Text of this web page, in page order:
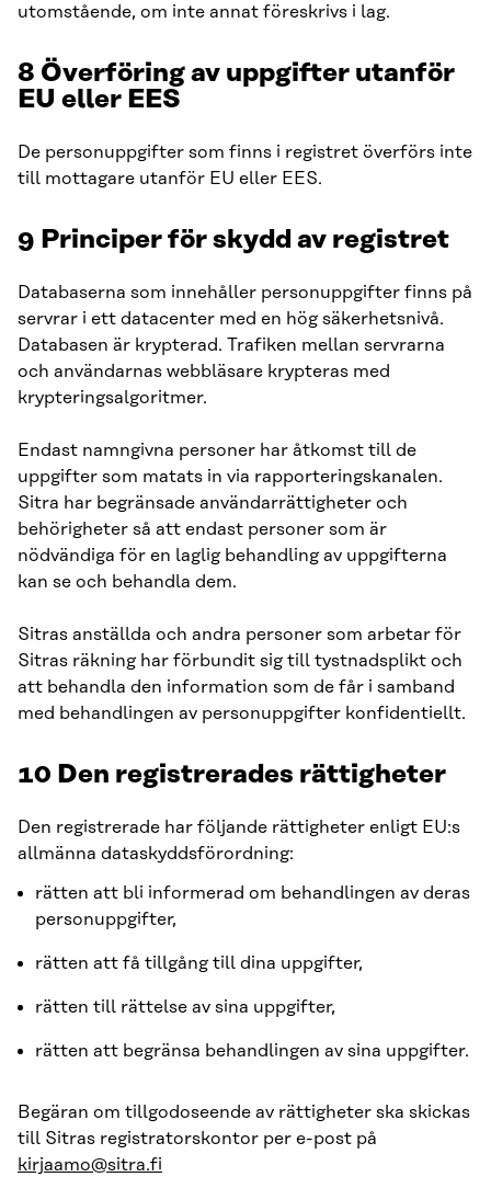
utomstående, om inte annat föreskrivs i lag.
8 Överföring av uppgifter utanför
EU eller EES
De personuppgifter som finns i registret överförs inte
till mottagare utanför EU eller EES.
9 Principer för skydd av registret
Databaserna som innehåller personuppgifter finns på
servrar i ett datacenter med en hög säkerhetsnivå.
Databasen är krypterad. Trafiken mellan servrarna
och användarnas webbläsare krypteras med
krypteringsalgoritmer.
Endast namngivna personer har åtkomst till de
uppgifter som matats in via rapporteringskanalen.
Sitra har begränsade användarrättigheter och
behörigheter så att endast personer som är
nödvändiga för en laglig behandling av uppgifterna
kan se och behandla dem.
Sitras anställda och andra personer som arbetar för
Sitras räkning har förbundit sig till tystnadsplikt och
att behandla den information som de får i samband
med behandlingen av personuppgifter konfidentiellt.
10 Den registrerades rättigheter
Den registrerade har följande rättigheter enligt EU:s
allmänna dataskyddsförordning:
rätten att bli informerad om behandlingen av deras
personuppgifter,
rätten att få tillgång till dina uppgifter,
rätten till rättelse av sina uppgifter,
rätten att begränsa behandlingen av sina uppgifter.
Begäran om tillgodoseende av rättigheter ska skickas
till Sitras registratorskontor per e-post på
kirjaamo@sitra.fi